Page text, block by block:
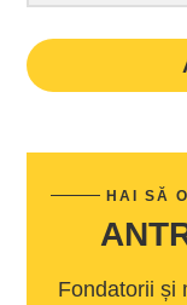
HAI SĂ
Fondatorii și